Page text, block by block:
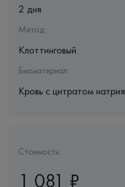
2 дня
Метод:
Клоттинговый
Биоматериал:
Кровь с цитратом натрия
Стоимость:
1 081 ₽